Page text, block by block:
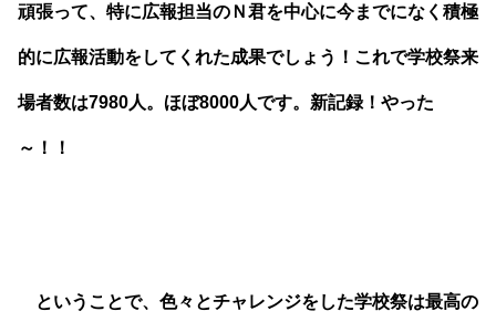
頑張って、特に広報担当のＮ君を中心に今までになく積極
的に広報活動をしてくれた成果でしょう！これで学校祭来
場者数は7980人。ほぼ8000人です。新記録！やった
～！！
ということで、色々とチャレンジをした学校祭は最高の